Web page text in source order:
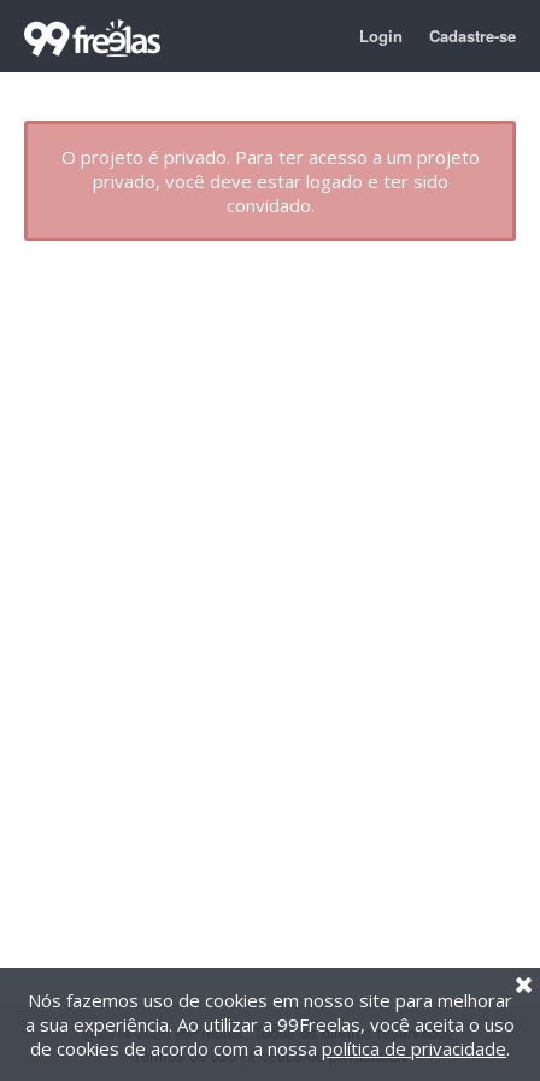
Login Cadastre-se
O projeto é privado. Para ter acesso a um projeto
privado, você deve estar logado e ter sido
convidado.
@2014-2026 99Freelas. Todos os direitos reservados.
Termos de uso| Política de privacidade
Nós fazemos uso de cookies em nosso site para melhorar
a sua experiência. Ao utilizar a 99Freelas, você aceita o uso
de cookies de acordo com a nossa política de privacidade.